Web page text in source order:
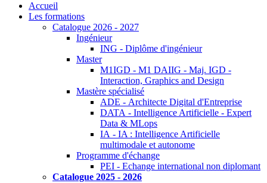
Accueil
Les formations
Catalogue 2026 - 2027
Ingénieur
ING - Diplôme d'ingénieur
Master
M1IGD - M1 DAIIG - Maj. IGD -
Interaction, Graphics and Design
Mastère spécialisé
ADE - Architecte Digital d'Entreprise
DATA - Intelligence Artificielle - Expert
Data & MLops
IA - IA : Intelligence Artificielle
multimodale et autonome
Programme d'échange
PEI - Echange international non diplomant
Catalogue 2025 - 2026